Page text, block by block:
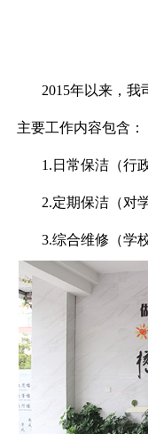
2015年以来，
主要工作内容包含：
1.日常保洁（行
2.定期保洁（对
3.综合维修（学